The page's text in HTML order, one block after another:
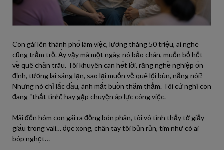
Con gái lên thành phố làm việc, lương tháng 50 triệu, ai nghe
cũng trầm trồ. Ấy vậy mà một ngày, nó bảo chán, muốn bỏ hết
về quê chăn trâu. Tôi khuyên can hết lời, rằng nghề nghiệp ổn
định, tương lai sáng lạn, sao lại muốn về quê lội bùn, nắng nôi?
Nhưng nó chỉ lắc đầu, ánh mắt buồn thăm thẳm. Tôi cứ nghĩ con
đang “thất tình”, hay gặp chuyện áp lực công việc.
Mãi đến hôm con gái ra đồng bón phân, tôi vô tình thấy tờ giấy
giấu trong vali… đọc xong, chân tay tôi bủn rủn, tim như có ai
bóp nghẹt…